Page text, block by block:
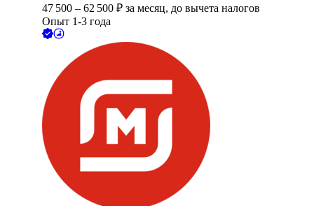
47 500 – 62 500 ₽ за месяц, до вычета налогов
Опыт 1-3 года